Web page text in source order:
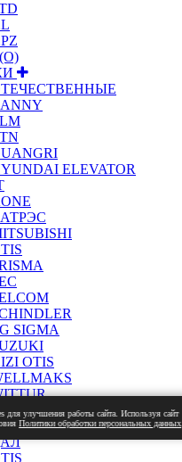
ELEVATOR
SIGMA
OTIS
улучшения работы сайта. Используя сайт
Политики обработки персональных данных